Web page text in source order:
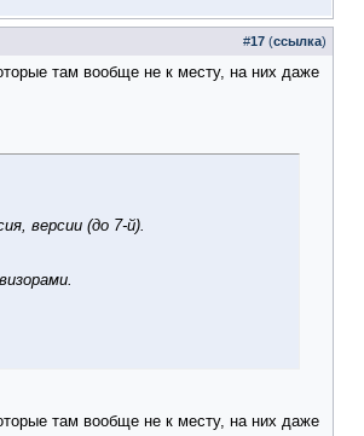
#17 (ссылка)
там вообще не к месту, на них даже
версии (до 7-й).
там вообще не к месту, на них даже